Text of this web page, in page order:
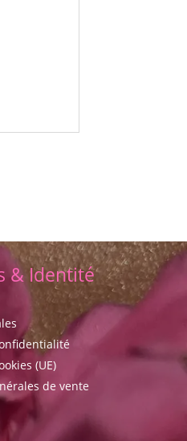
& Identité
(UE)
de vente